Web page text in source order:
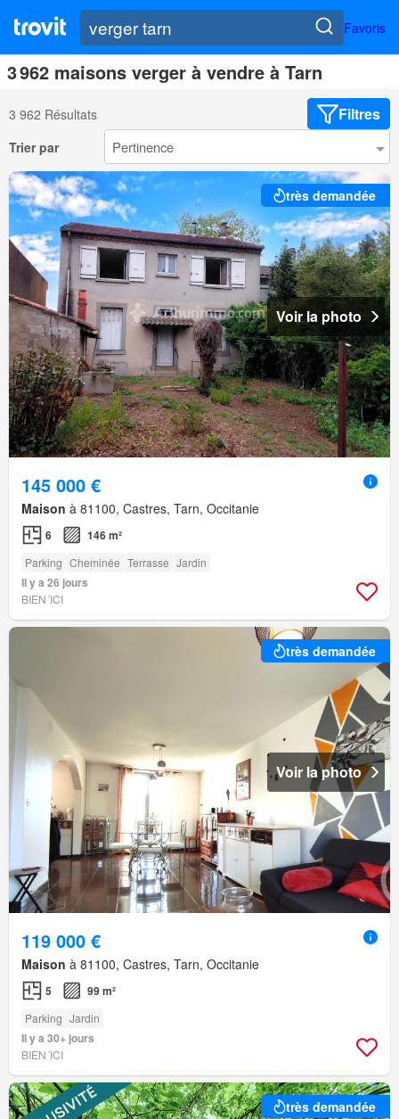
Favoris
3 962 maisons verger à vendre à Tarn
3 962 Résultats Filtres
Trier par
très demandée
Voir la photo
145 000 €
Maison à 81100, Castres, Tarn, Occitanie
6 146 m²
Parking Cheminée Terrasse Jardin
Il y a 26 jours
BIEN´ICI
très demandée
Voir la photo
119 000 €
Maison à 81100, Castres, Tarn, Occitanie
5 99 m²
Parking Jardin
Il y a 30+ jours
BIEN´ICI
très demandée